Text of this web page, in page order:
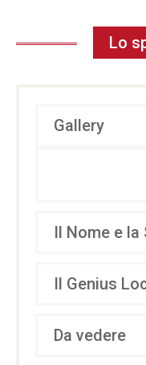
Lo
Gallery
Il Nome e la
Il Genius
Da vedere